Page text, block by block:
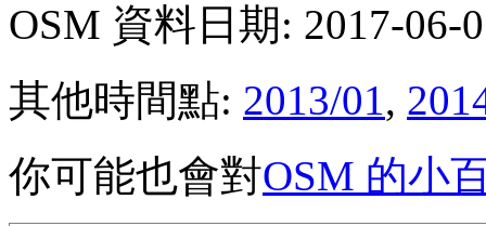
OSM 資料日期: 2017-06-
其他時間點: 2013/01,
你可能也會對OSM 的小